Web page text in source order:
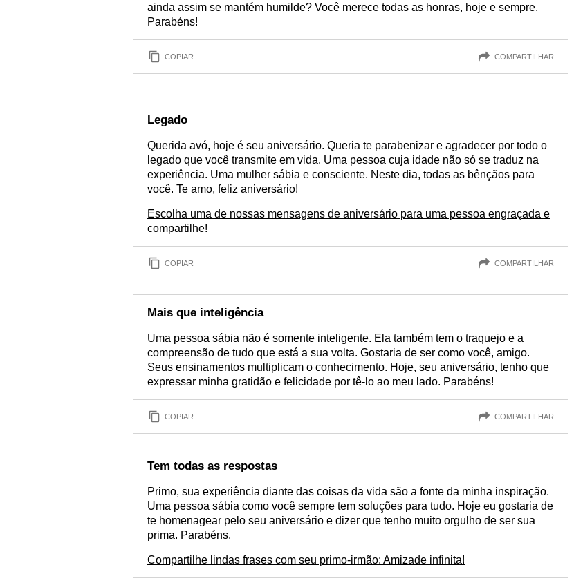
ainda assim se mantém humilde? Você merece todas as honras, hoje e sempre.
Parabéns!
COPIAR COMPARTILHAR
Legado
Querida avó, hoje é seu aniversário. Queria te parabenizar e agradecer por todo o
legado que você transmite em vida. Uma pessoa cuja idade não só se traduz na
experiência. Uma mulher sábia e consciente. Neste dia, todas as bênçãos para
você. Te amo, feliz aniversário!
Escolha uma de nossas mensagens de aniversário para uma pessoa engraçada e
compartilhe!
COPIAR COMPARTILHAR
Mais que inteligência
Uma pessoa sábia não é somente inteligente. Ela também tem o traquejo e a
compreensão de tudo que está a sua volta. Gostaria de ser como você, amigo.
Seus ensinamentos multiplicam o conhecimento. Hoje, seu aniversário, tenho que
expressar minha gratidão e felicidade por tê-lo ao meu lado. Parabéns!
COPIAR COMPARTILHAR
Tem todas as respostas
Primo, sua experiência diante das coisas da vida são a fonte da minha inspiração.
Uma pessoa sábia como você sempre tem soluções para tudo. Hoje eu gostaria de
te homenagear pelo seu aniversário e dizer que tenho muito orgulho de ser sua
prima. Parabéns.
Compartilhe lindas frases com seu primo-irmão: Amizade infinita!